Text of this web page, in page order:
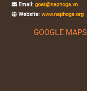
Email: goat@naphoga.vn
Website: www.naphoga.org
GOOGLE MAPS